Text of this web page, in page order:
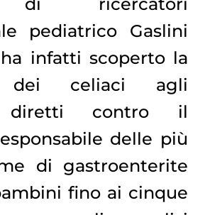
di ricercatori
pediatrico Gaslini
infatti scoperto la
dei celiaci agli
diretti contro il
delle più
di gastroenterite
fino ai cinque